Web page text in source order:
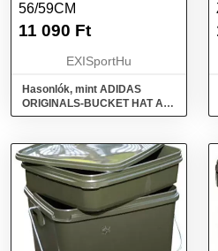
56/59CM
11 090 Ft
EXISportHu
Hasonlók, mint ADIDAS
ORIGINALS-BUCKET HAT AC
Zöld 56/59cm